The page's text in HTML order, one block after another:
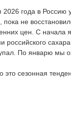
2026 года в
пока не
цен. С начала
По январю мы
это сезонная